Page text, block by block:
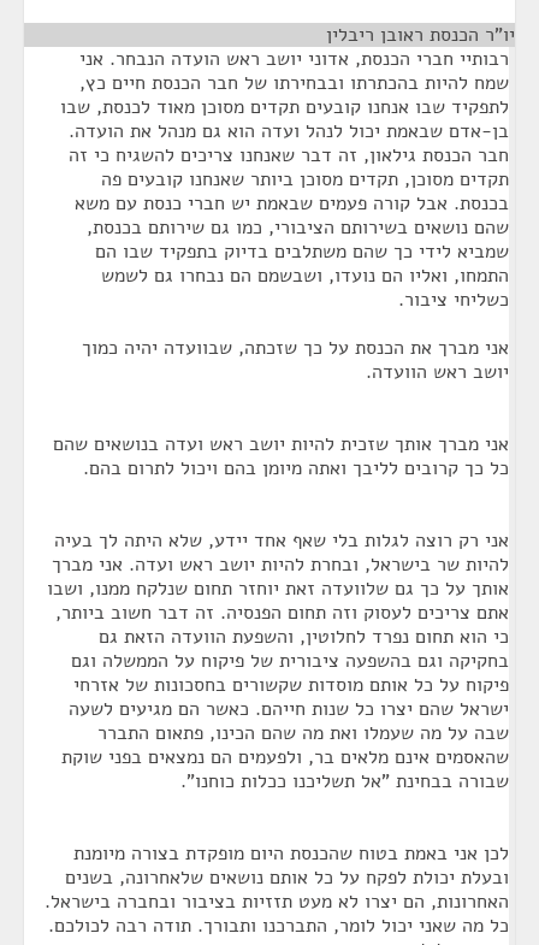
יו"ר הכנסת ראובן ריבלין
רבותיי חברי הכנסת, אדוני יושב ראש הועדה הנבחר. אני
שמח להיות בהכתרתו ובבחירתו של חבר הכנסת חיים כץ,
לתפקיד שבו אנחנו קובעים תקדים מסוכן מאוד לכנסת, שבו
בן-אדם שבאמת יכול לנהל ועדה הוא גם מנהל את הועדה.
חבר הכנסת גילאון, זה דבר שאנחנו צריכים להשגיח כי זה
תקדים מסוכן, תקדים מסוכן ביותר שאנחנו קובעים פה
בכנסת. אבל קורה פעמים שבאמת יש חברי כנסת עם משא
שהם נושאים בשירותם הציבורי, כמו גם שירותם בכנסת,
שמביא לידי כך שהם משתלבים בדיוק בתפקיד שבו הם
התמחו, ואליו הם נועדו, ושבשמם הם נבחרו גם לשמש
כשליחי ציבור.
אני מברך את הכנסת על כך שזכתה, שבוועדה יהיה כמוך
יושב ראש הוועדה.
אני מברך אותך שזכית להיות יושב ראש ועדה בנושאים שהם
כל כך קרובים לליבך ואתה מיומן בהם ויכול לתרום בהם.
אני רק רוצה לגלות בלי שאף אחד יידע, שלא היתה לך בעיה
להיות שר בישראל, ובחרת להיות יושב ראש ועדה. אני מברך
אותך על כך גם שלוועדה זאת יוחזר תחום שנלקח ממנו, ושבו
אתם צריכים לעסוק וזה תחום הפנסיה. זה דבר חשוב ביותר,
כי הוא תחום נפרד לחלוטין, והשפעת הוועדה הזאת גם
בחקיקה וגם בהשפעה ציבורית של פיקוח על הממשלה וגם
פיקוח על כל אותם מוסדות שקשורים בחסכונות של אזרחי
ישראל שהם יצרו כל שנות חייהם. כאשר הם מגיעים לשעה
שבה על מה שעמלו ואת מה שהם הכינו, פתאום התברר
שהאסמים אינם מלאים בר, ולפעמים הם נמצאים בפני שוקת
שבורה בבחינת "אל תשליכנו ככלות כוחנו".
לכן אני באמת בטוח שהכנסת היום מופקדת בצורה מיומנת
ובעלת יכולת לפקח על כל אותם נושאים שלאחרונה, בשנים
האחרונות, הם יצרו לא מעט תזזיות בציבור ובחברה בישראל.
כל מה שאני יכול לומר, התברכנו ותבורך. תודה רבה לכולכם.